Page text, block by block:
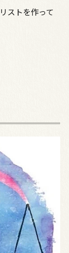
ストを作って